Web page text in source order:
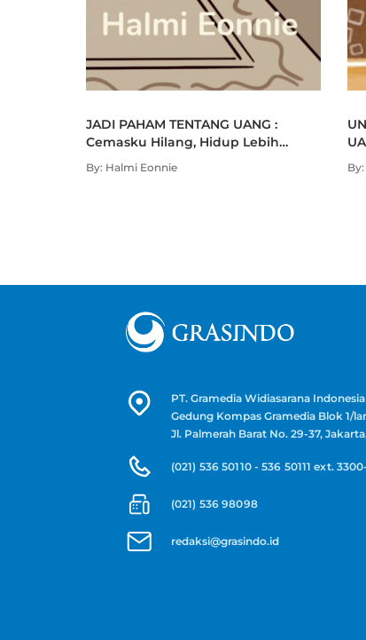
JADI PAHAM TENTANG UANG :
Cemasku Hilang, Hidup Lebih
Tenang
By: Halmi Eonnie
PT. Gramedia Widiasarana Indonesia
Gedung Kompas Gramedia Blok 1/
Jl. Palmerah Barat No. 29-37,
(021) 536 50110 - 536 50111 ext.
(021) 536 98098
redaksi@grasindo.id